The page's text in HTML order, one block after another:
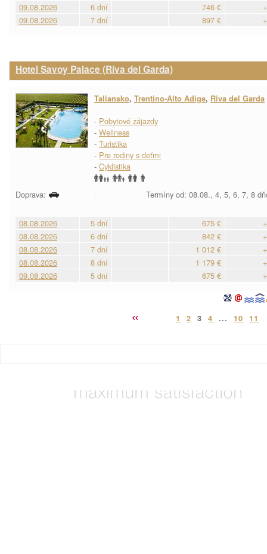
09.08.2026
6 dní 746 €
09.08.2026
7 dní 897 €
Hotel Savoy Palace (Riva del Garda)
Taliansko, Trentino-Alto Adige, Riva del Garda
- Pobytové zájazdy
- Wellness
- Turistika
- Pre rodiny s deťmi
- Cyklistika
Doprava: Termíny od: 08.08., 4, 5, 6, 7, 8
08.08.2026 5 dní 675 €
08.08.2026
6 dní 842 €
08.08.2026
7 dní 1 012 €
08.08.2026
8 dní 1 179 €
09.08.2026
5 dní 675 €
1 2 3 4 ... 10 11